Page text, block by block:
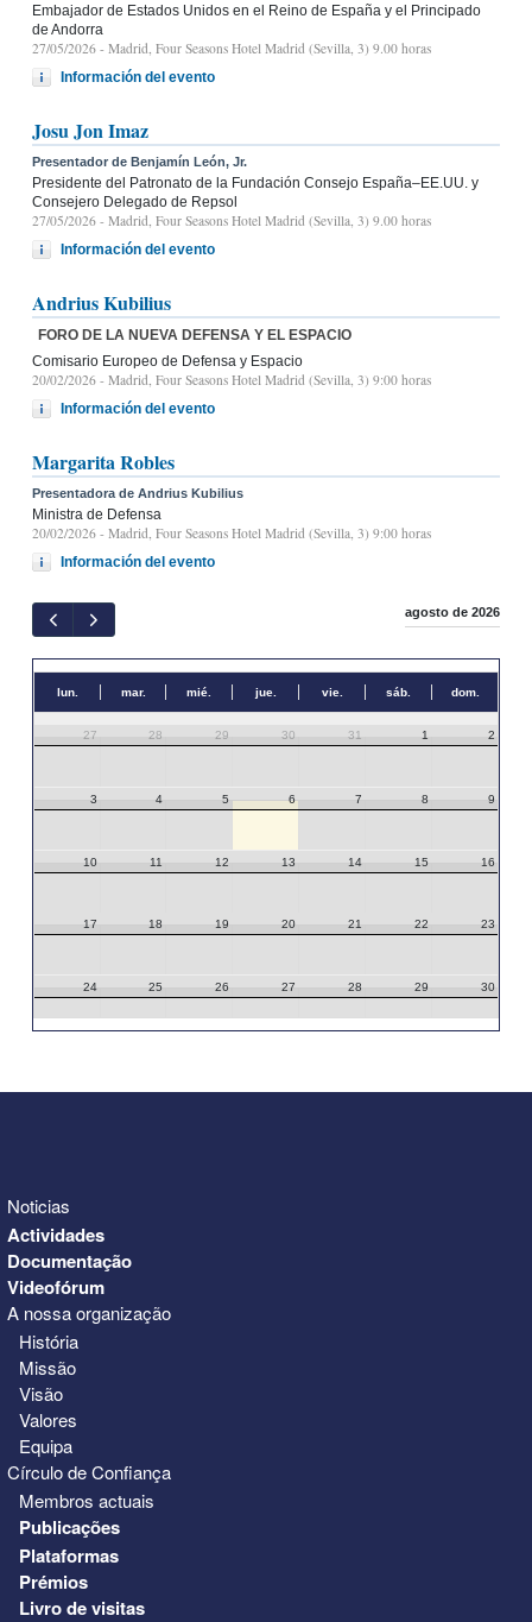
Embajador de Estados Unidos en el Reino de España y el Principado
de Andorra
27/05/2026 - Madrid, Four Seasons Hotel Madrid (Sevilla, 3) 9.00 horas
Información del evento
Josu Jon Imaz
Presentador de Benjamín León, Jr.
Presidente del Patronato de la Fundación Consejo España–EE.UU. y
Consejero Delegado de Repsol
27/05/2026 - Madrid, Four Seasons Hotel Madrid (Sevilla, 3) 9.00 horas
Información del evento
Andrius Kubilius
FORO DE LA NUEVA DEFENSA Y EL ESPACIO
Comisario Europeo de Defensa y Espacio
20/02/2026 - Madrid, Four Seasons Hotel Madrid (Sevilla, 3) 9:00 horas
Información del evento
Margarita Robles
Presentadora de Andrius Kubilius
Ministra de Defensa
20/02/2026 - Madrid, Four Seasons Hotel Madrid (Sevilla, 3) 9:00 horas
Información del evento
agosto de 2026
lun. mar. mié. jue. vie. sáb. dom.
27 28 29 30 31 1 2
3 4 5 6 7 8 9
10 11 12 13 14 15 16
17 18 19 20 21 22 23
24 25 26 27 28 29 30
Noticias
Actividades
Documentação
Videofórum
A nossa organização
História
Missão
Visão
Valores
Equipa
Círculo de Confiança
Membros actuais
Publicações
Plataformas
Prémios
Livro de visitas